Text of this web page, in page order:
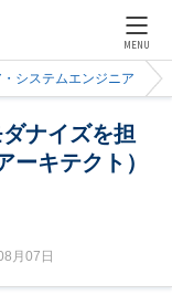
MENU
・システムエンジニア
ナイズを担
ーキテクト）
月07日